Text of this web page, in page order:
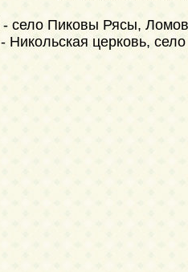
- село Пиковы Рясы,
- Никольская церковь,